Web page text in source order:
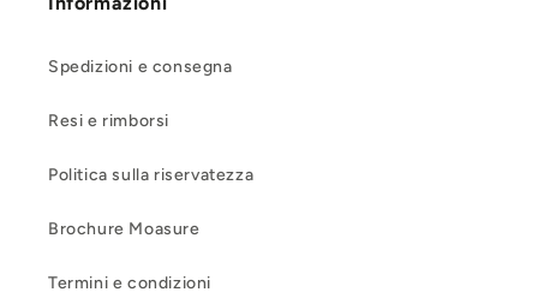
Spedizioni e consegna
Resi e rimborsi
Politica sulla riservatezza
Brochure Moasure
Termini e condizioni